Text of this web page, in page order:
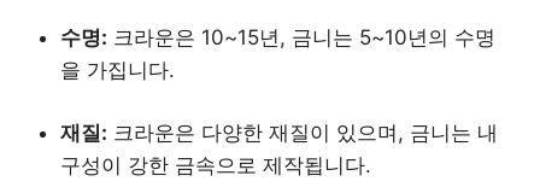
수명: 크라운은 10~15년, 금니는 5~10년의 수명
을 가집니다.
재질: 크라운은 다양한 재질이 있으며, 금니는 내
구성이 강한 금속으로 제작됩니다.